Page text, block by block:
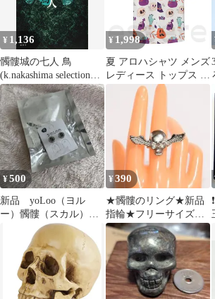
¥ 1,136
髑髏城の七人 鳥
(k.nakashima selection
Vol.26)
¥ 1,998
夏 アロハシャツ メンズ
レディース トップス カ
ボチャ どくろ頭 アメリ
カンスタイル カップル
おしゃれ 薄い 4つのサ
イズが選択可 M-3Lサ
イズ ベージュ
¥500
新品 yoLoo（ヨル
ー）髑髏（スカル）ピ
¥390
★髑髏のリング★新品
指輪★フリーサイズ★
スカル★ドクロ★骸骨
★Ｂ１８